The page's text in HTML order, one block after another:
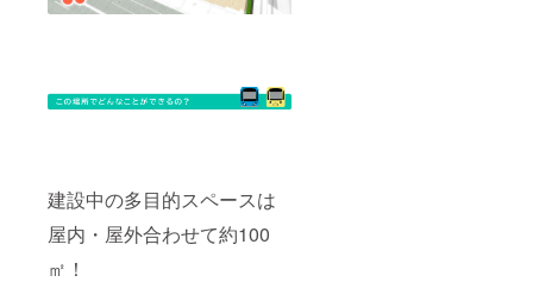
建設中の多目的スペースは
屋内・屋外合わせて約100
㎡！